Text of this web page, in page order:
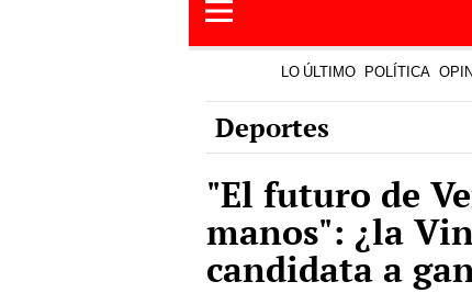
LO ÚLTIMO POLÍTICA
Deportes
"El futuro de
manos": ¿la
candidata a